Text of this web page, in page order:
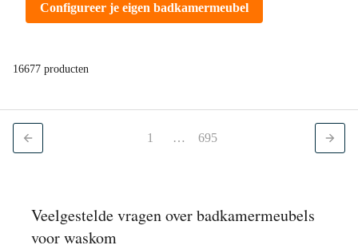
Configureer je eigen badkamermeubel
16677 producten
1 … 695
Veelgestelde vragen over badkamermeubels
voor waskom